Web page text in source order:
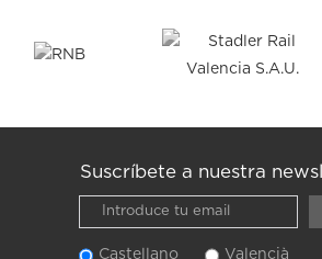
Suscríbete a nuestra
Castellano Valencià